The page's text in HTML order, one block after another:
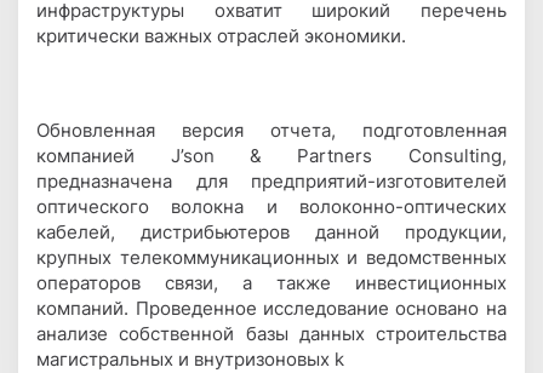
инфраструктуры охватит широкий перечень
критически важных отраслей экономики.
Обновленная версия отчета, подготовленная
компанией J’son & Partners Consulting,
предназначена для предприятий-изготовителей
оптического волокна и волоконно-оптических
кабелей, дистрибьютеров данной продукции,
крупных телекоммуникационных и ведомственных
операторов связи, а также инвестиционных
компаний. Проведенное исследование основано на
анализе собственной базы данных строительства
магистральных и внутризоновых k